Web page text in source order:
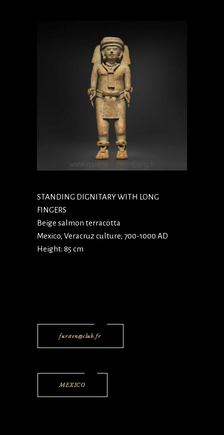
STANDING DIGNITARY WITH LONG
FINGERS
Beige salmon terracotta
Mexico, Veracruz culture, 700-1000 AD
Height: 85 cm
fursten@club.fr
MEXICO